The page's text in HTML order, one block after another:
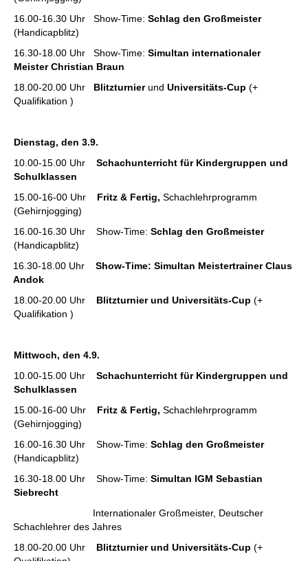
16.00-16.30 Uhr Show-Time: Schlag den Großmeister
(Handicapblitz)
16.30-18.00 Uhr Show-Time: Simultan internationaler
Meister Christian Braun
18.00-20.00 Uhr Blitzturnierund Universitäts-Cup (+
Qualifikation )
Dienstag, den 3.9.
10.00-15.00 Uhr Schachunterricht für Kindergruppen und
Schulklassen
15.00-16-00 UhrFritz & Fertig, Schachlehrprogramm
(Gehirnjogging)
16.00-16.30 Uhr Show-Time: Schlag den Großmeister
(Handicapblitz)
16.30-18.00 Uhr Show-Time: Simultan Meistertrainer Claus
Andok
18.00-20.00 Uhr Blitzturnier und Universitäts-Cup (+
Qualifikation )
Mittwoch, den 4.9.
10.00-15.00 Uhr Schachunterricht für Kindergruppen und
Schulklassen
15.00-16-00 UhrFritz & Fertig, Schachlehrprogramm
(Gehirnjogging)
16.00-16.30 Uhr Show-Time: Schlag den Großmeister
(Handicapblitz)
16.30-18.00 Uhr Show-Time: Simultan IGM Sebastian
Siebrecht
Internationaler Großmeister, Deutscher
Schachlehrer des Jahres
18.00-20.00 Uhr Blitzturnier und Universitäts-Cup (+